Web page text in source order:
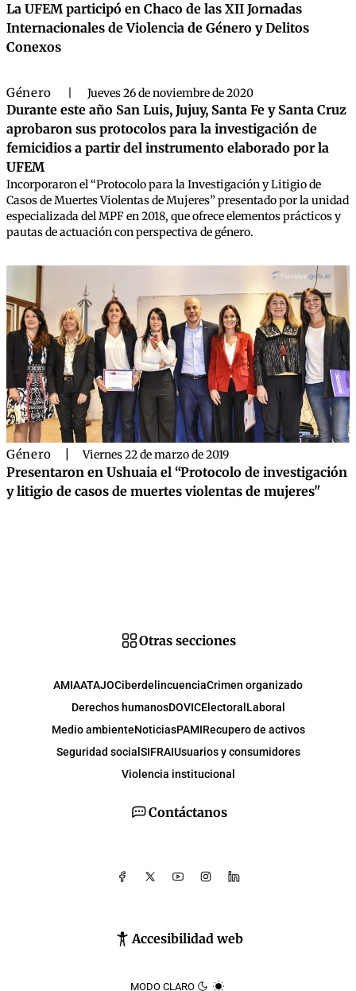
La UFEM participó en Chaco de las XII Jornadas
Internacionales de Violencia de Género y Delitos
Conexos
Género Jueves 26 de noviembre de 2020
Durante este año San Luis, Jujuy, Santa Fe y Santa Cruz
aprobaron sus protocolos para la investigación de
femicidios a partir del instrumento elaborado por la
UFEM
Incorporaron el “Protocolo para la Investigación y Litigio de
Casos de Muertes Violentas de Mujeres” presentado por la unidad
especializada del MPF en 2018, que ofrece elementos prácticos y
pautas de actuación con perspectiva de género.
Género Viernes 22 de marzo de 2019
Presentaron en Ushuaia el “Protocolo de investigación
y litigio de casos de muertes violentas de mujeres"
Contáctanos
Accesibilidad web
MODO CLARO
Otras secciones
AMIAATAJOCiberdelincuenciaCrimen organizado
Derechos humanosDOVICElectoral Laboral
Medio ambienteNoticiasPAMIRecupero de activos
Seguridad social SIFRAIUsuarios y consumidores
Violencia institucional